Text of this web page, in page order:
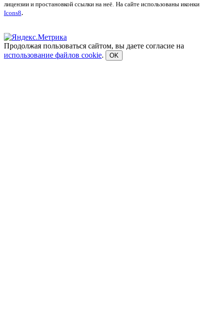
лицензии и простановкой ссылки на неё. На сайте использованы иконки
Icons8.
Продолжая пользоваться сайтом, вы даете согласие на
использование файлов cookie. OK